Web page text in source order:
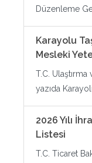
Düzenleme
Karayolu
Mesleki
T.C. Ulaştırma
yazıda
2026 Yılı
Listesi
T.C. Ticaret